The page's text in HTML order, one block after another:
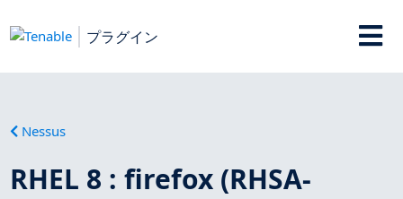
プラグイン
Nessus
RHEL 8 : firefox (RHSA-